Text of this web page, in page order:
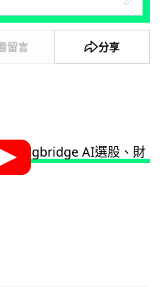
留言 分享